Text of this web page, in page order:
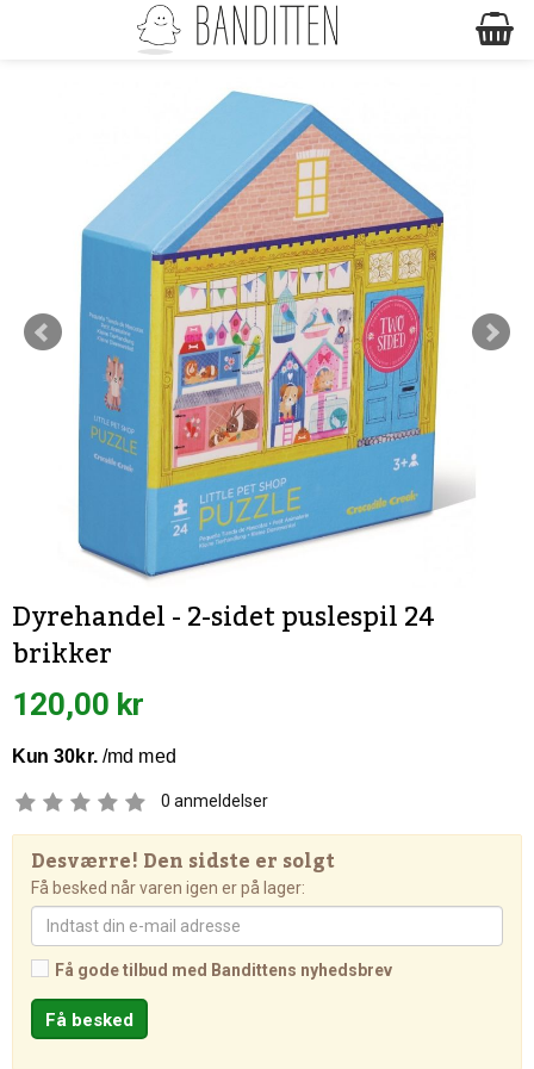
Dyrehandel - 2-sidet puslespil 24
brikker
120,00 kr
0 anmeldelser
Desværre! Den sidste er solgt
Få besked når varen igen er på lager:
Få gode tilbud med Bandittens nyhedsbrev